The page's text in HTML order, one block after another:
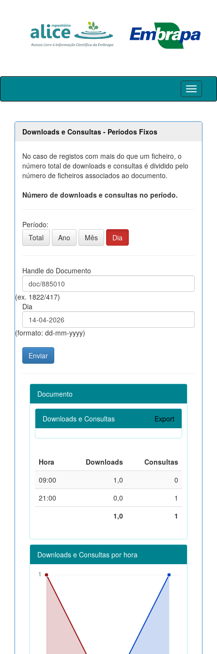
Skip
Downloads e Consultas - Períodos Fixos
No caso de registos com mais do que um ficheiro, o
número total de downloads e consultas é dividido pelo
número de ficheiros associados ao documento.
Número de downloads e consultas no período.
Período:
Total
Ano Mês Dia
Handle do Documento
(ex. 1822/417)
Dia
(formato: dd-mm-yyyy)
Documento
Downloads e Consultas Export
Hora Downloads
Consultas
09:00
1,0
0
21:00
0,0
1
1,0
1
Downloads e Consultas por hora